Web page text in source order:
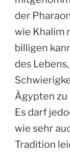
der
wie Khalim
billigen
des
Ägypten zu
Es darf
wie sehr
Tradition